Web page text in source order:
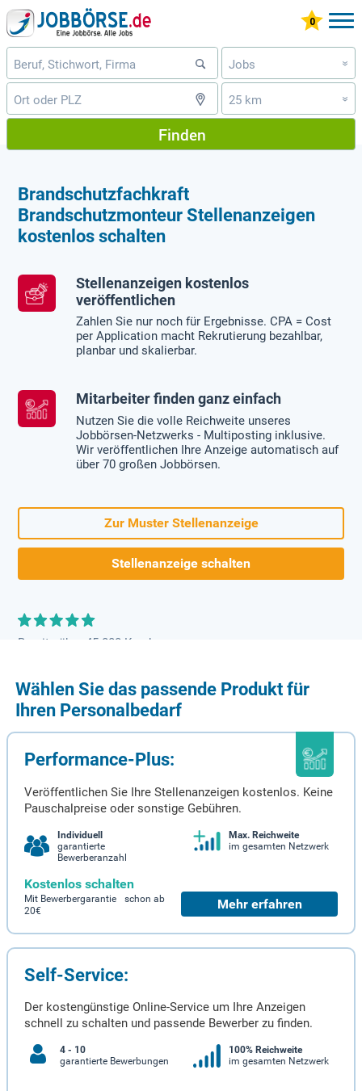
Jobs »
25 km »
Finden
Brandschutzfachkraft
Brandschutzmonteur Stellenanzeigen
kostenlos schalten
Stellenanzeigen kostenlos
veröffentlichen
Zahlen Sie nur noch für Ergebnisse. CPA = Cost
per Application macht Rekrutierung bezahlbar,
planbar und skalierbar.
Mitarbeiter finden ganz einfach
Nutzen Sie die volle Reichweite unseres
Jobbörsen-Netzwerks - Multiposting inklusive.
Wir veröffentlichen Ihre Anzeige automatisch auf
über 70 großen Jobbörsen.
Zur Muster Stellenanzeige
Stellenanzeige schalten
Bereits über 45.000 Kunden
Wählen Sie das passende Produkt für
Ihren Personalbedarf
Performance-Plus:
Veröffentlichen Sie Ihre Stellenanzeigen kostenlos. Keine
Pauschalpreise oder sonstige Gebühren.
Individuell
garantierte
Bewerberanzahl
Max. Reichweite
im gesamten Netzwerk
Kostenlos schalten
Mit Bewerbergarantie schon ab
20€
Mehr erfahren
Self-Service:
Der kostengünstige Online-Service um Ihre Anzeigen
schnell zu schalten und passende Bewerber zu finden.
4 - 10
garantierte Bewerbungen
100% Reichweite
im gesamten Netzwerk